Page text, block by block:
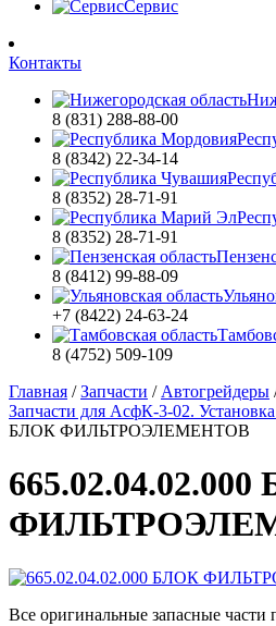
Сервис
Контакты
8 (831) 288-88-00
8 (8342) 22-34-14
8 (8352) 28-71-91
8 (8352) 28-71-91
8 (8412) 99-88-09
+7 (8422) 24-63-24
8 (4752) 509-109
Главная /Запчасти / Автогрейдеры
Запчасти для АсфК-3-02.
БЛОК ФИЛЬТРОЭЛЕМЕНТОВ
Все оригинальные запасные части